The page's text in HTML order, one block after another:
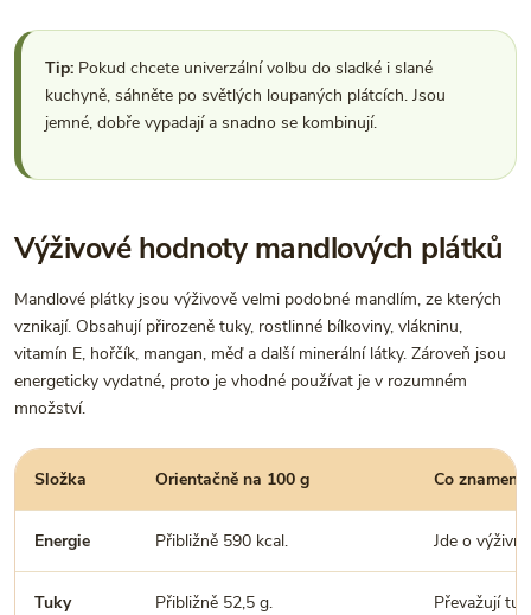
Tip: Pokud chcete univerzální volbu do sladké i slané
kuchyně, sáhněte po světlých loupaných plátcích. Jsou
jemné, dobře vypadají a snadno se kombinují.
Výživové hodnoty mandlových plátků
Mandlové plátky jsou výživově velmi podobné mandlím, ze kterých
vznikají. Obsahují přirozeně tuky, rostlinné bílkoviny, vlákninu,
vitamín E, hořčík, mangan, měď a další minerální látky. Zároveň jsou
energeticky vydatné, proto je vhodné používat je v rozumném
množství.
Složka Orientačně na 100 g Co
Energie Přibližně 590 kcal. Jde o
Tuky Přibližně 52,5 g. Převažují